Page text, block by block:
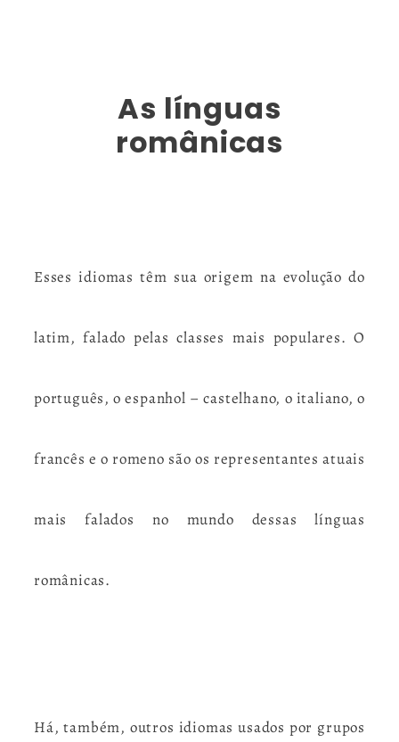
As línguas
românicas
Esses idiomas têm sua origem na evolução do
latim, falado pelas classes mais populares.O
português, o espanhol – castelhano, o italiano, o
francês e o romeno são os representantes atuais
mais falados no mundo dessas línguas
românicas.
Há, também, outros idiomas usados por grupos